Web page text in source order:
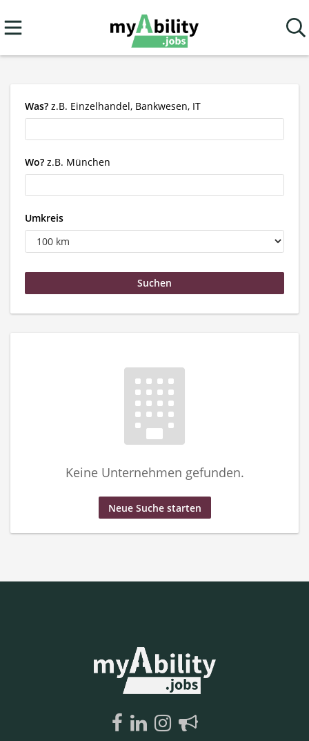
Was? z.B. Einzelhandel, Bankwesen, IT
Wo? z.B. München
Umkreis
Keine Unternehmen gefunden.
Neue Suche starten